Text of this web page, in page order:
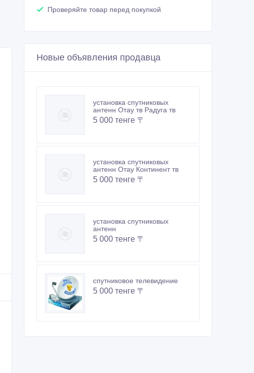
Проверяйте товар перед покупкой
Новые объявления продавца
установка спутниковых
антенн Отау тв Радуга тв
5 000 тенге 〒
установка спутниковых
антенн Отау Континент тв
5 000 тенге 〒
установка спутниковых
антенн
5 000 тенге 〒
спутниковое телевидение
5 000 тенге 〒